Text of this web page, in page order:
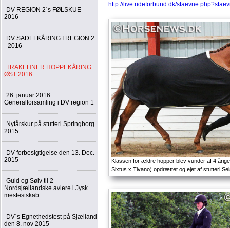
DV REGION 2´s FØLSKUE
2016
DV SADELKÅRING I REGION 2
- 2016
TRAKEHNER HOPPEKÅRING
ØST 2016
26. januar 2016.
Generalforsamling i DV region 1
Nytårskur på stutteri Springborg
2015
DV forbesigtigelse den 13. Dec.
2015
Guld og Sølv til 2
Nordsjællandske avlere i Jysk
mestestskab
DV´s Egnethedstest på Sjælland
den 8. nov 2015
http://live.rideforbund.dk/
Klassen for ældre hopper blev vunder af 4
Sixtus x Tivano) opdrættet og ejet af stutteri